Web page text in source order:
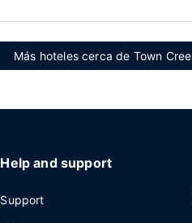
Más hoteles cerca de Town
Help and support
Support